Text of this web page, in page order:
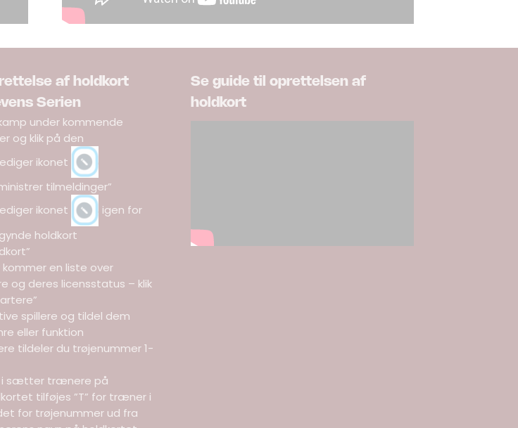
af holdkort
Serien
under kommende
og klik på den
ikonet
tilmeldinger”
ikonet
igen for
holdkort
en liste over
og deres licensstatus – klik
spillere og tildel dem
eller funktion
tildeler du trøjenummer 1-
i sætter trænere på
tilføjes ”T” for træner i
for trøjenummer ud fra
Se guide til oprettelsen af
holdkort